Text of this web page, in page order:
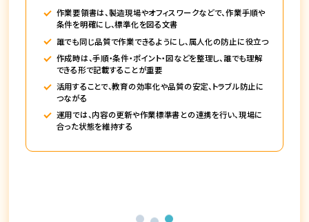
作業要領書は、製造現場やオフィスワークなどで、作業手順や
条件を明確にし、標準化を図る文書
誰でも同じ品質で作業できるようにし、属人化の防止に役立つ
作成時は、手順・条件・ポイント・図などを整理し、誰でも理解
できる形で記載することが重要
活用することで、教育の効率化や品質の安定、トラブル防止に
つながる
運用では、内容の更新や作業標準書との連携を行い、現場に
合った状態を維持する